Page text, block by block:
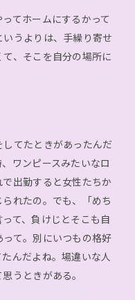
てホームにするかって
うよりは、手繰り寄せ
、そこを自分の場所に
てたときがあったんだ
ワンピースみたいなロ
出勤すると女性たちか
れたの。でも、「めち
て、負けじとそこも自
て。別にいつもの格好
んだよね。場違いな人
うときがある。